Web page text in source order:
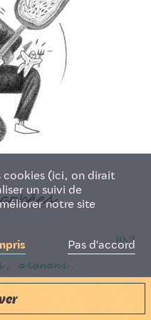
cookies (ici, on dirait
un suivi de
notre site
Pas d'accord
Deutsch
10,3
oignons.